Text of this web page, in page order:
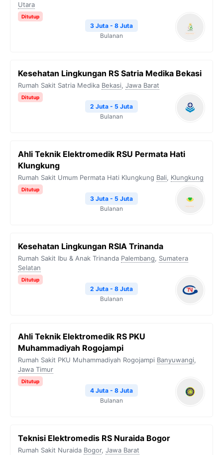
Utara
Ditutup
3 Juta - 8 Juta
Bulanan
Kesehatan Lingkungan RS Satria Medika Bekasi
Rumah Sakit Satria Medika Bekasi, Jawa Barat
Ditutup
2 Juta - 5 Juta
Bulanan
Ahli Teknik Elektromedik RSU Permata Hati
Klungkung
Rumah Sakit Umum Permata Hati Klungkung Bali, Klungkung
Ditutup
3 Juta - 5 Juta
Bulanan
Kesehatan Lingkungan RSIA Trinanda
Rumah Sakit Ibu & Anak Trinanda Palembang, Sumatera
Selatan
Ditutup
2 Juta - 8 Juta
Bulanan
Ahli Teknik Elektromedik RS PKU
Muhammadiyah Rogojampi
Rumah Sakit PKU Muhammadiyah Rogojampi Banyuwangi,
Jawa Timur
Ditutup
4 Juta - 8 Juta
Bulanan
Teknisi Elektromedis RS Nuraida Bogor
Rumah Sakit Nuraida Bogor, Jawa Barat